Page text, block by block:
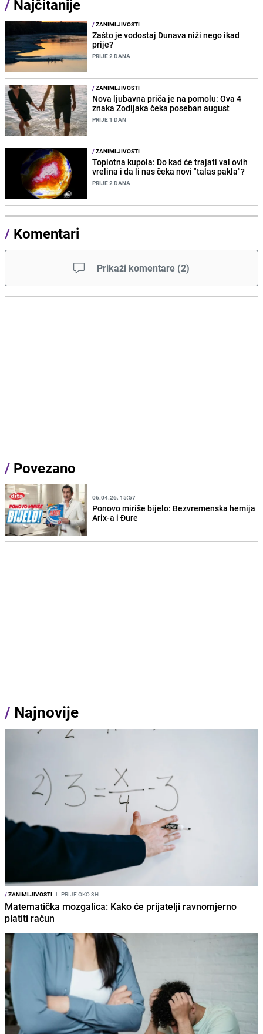
/ Najčitanije
/ZANIMLJIVOSTI
Zašto je vodostaj Dunava niži nego ikad
prije?
PRIJE 2 DANA
/ZANIMLJIVOSTI
Nova ljubavna priča je na pomolu: Ova 4
znaka Zodijaka čeka poseban august
PRIJE 1 DAN
/ZANIMLJIVOSTI
Toplotna kupola: Do kad će trajati val ovih
vrelina i da li nas čeka novi "talas pakla"?
PRIJE 2 DANA
/ Komentari
Prikaži komentare (2)
/ Povezano
06.04.26. 15:57
Ponovo miriše bijelo: Bezvremenska hemija
Arix-a i Đure
/ Najnovije
/ZANIMLJIVOSTI I PRIJE OKO 3H
Matematička mozgalica: Kako će prijatelji ravnomjerno
platiti račun